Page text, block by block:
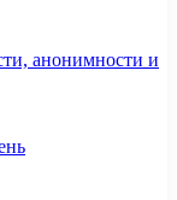
анонимности и